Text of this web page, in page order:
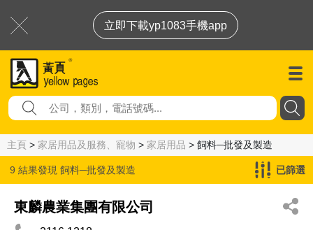
立即下載yp1083手機app
主頁 > 家居用品及服務、寵物 > 家居用品 > 飼料─批發及製造
9 結果發現 飼料─批發及製造 已篩選
東麟農業集團有限公司